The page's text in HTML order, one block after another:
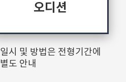
오디션
일시 및 방법은 전형기간에
별도 안내